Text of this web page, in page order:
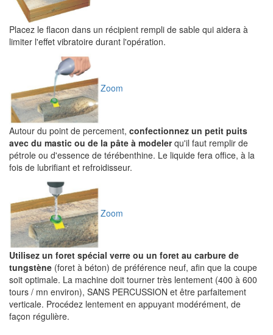
Placez le flacon dans un récipient rempli de sable qui aidera à
limiter l'effet vibratoire durant l'opération.
Zoom
Autour du point de percement, confectionnez un petit puits
avec du mastic ou de la pâte à modelerqu'il faut remplir de
pétrole ou d'essence de térébenthine. Le liquide fera office, à la
fois de lubrifiant et refroidisseur.
Zoom
Utilisez un foret spécial verre ou un foret au carbure de
tungstène (foret à béton) de préférence neuf, afin que la coupe
soit optimale. La machine doit tourner très lentement (400 à 600
tours / mn environ), SANS PERCUSSION et être parfaitement
verticale. Procédez lentement en appuyant modérément, de
façon régulière.